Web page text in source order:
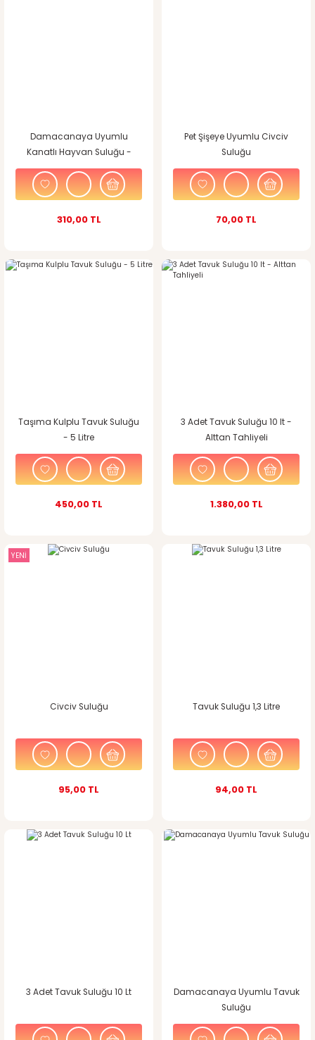
Damacanaya Uyumlu
Kanatlı Hayvan Suluğu -
Metal Ayaklı
310,00 TL
Pet Şişeye Uyumlu Civciv
Suluğu
70,00 TL
Taşıma Kulplu Tavuk Suluğu
- 5 Litre
450,00 TL
3 Adet Tavuk Suluğu 10 lt -
Alttan Tahliyeli
1.380,00 TL
YENİ
Civciv Suluğu
95,00 TL
Tavuk Suluğu 1,3 Litre
94,00 TL
3 Adet Tavuk Suluğu 10 Lt
Damacanaya Uyumlu Tavuk
Suluğu